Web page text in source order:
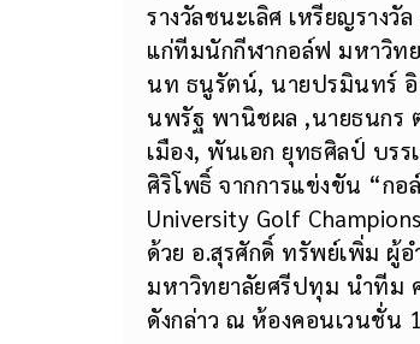
รางวัลชนะเลิศ เหรียญราง
แก่ทีมนักกีฬากอล์ฟ มหาวิท
นท ธนูรัตน์, นายปรมินทร์
นพรัฐ พานิชผล ,นายธนกร
เมือง, พันเอก ยุทธศิลป์ บร
ศิริโพธิ์ จากการแข่งขัน “กอ
University Golf
ด้วย อ.สุรศักดิ์ ทรัพย์เพิ่ม ผู้อ
มหาวิทยาลัยศรีปทุม นำทีม
ดังกล่าว ณ ห้องคอนเวนชั่น